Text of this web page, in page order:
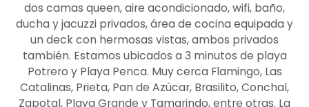
dos camas queen, aire acondicionado, wifi, baño,
ducha y jacuzzi privados, área de cocina equipada y
un deck con hermosas vistas, ambos privados
también. Estamos ubicados a 3 minutos de playa
Potrero y Playa Penca. Muy cerca Flamingo, Las
Catalinas, Prieta, Pan de Azúcar, Brasilito, Conchal,
Zapotal, Playa Grande y Tamarindo, entre otras. La